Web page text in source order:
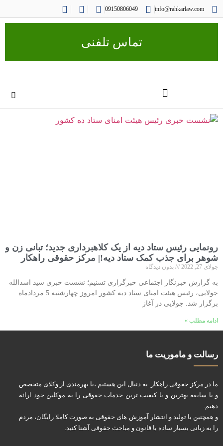
info@rahkarlaw.com
09150806049
تماس تلفنی
رونمایی رئیس ستاد دیه از یک کلاهبرداری جدید؛ تبانی زن و
شوهر برای جذب کمک ستاد دیه!| مرکز حقوقی راهکار
جولای 27, 2022 بدون دیدگاه
به گزارش خبرنگار اجتماعی خبرگزاری تسنیم؛ نشست خبری سید اسدالله
جولایی، رئیس هیئت امنای ستاد دیه کشور امروز چهارشنبه 5 مردادماه
برگزار شد. جولایی در آغاز
ادامه مطلب »
رسالت و ماموریت ما
ما در مرکز حقوقی راهکار به دنبال این هستیم ،با بهرمندی از وکلای متخصص
و با سابقه بهترین و با کیفیت ترین خدمات حقوقی را به موکلین خود ارائه
دهیم.
و همچنین با تولید و انتشار آموزش های حقوقی به صورت کاملا رایگان، مردم
را به زبانی بسیار ساده با قانون و مباحث حقوقی آشنا کنید.